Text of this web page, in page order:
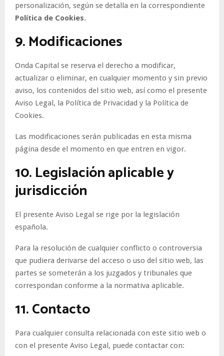
personalización, según se detalla en la correspondiente
Política de Cookies.
9. Modificaciones
Onda Capital se reserva el derecho a modificar,
actualizar o eliminar, en cualquier momento y sin previo
aviso, los contenidos del sitio web, así como el presente
Aviso Legal, la Política de Privacidad y la Política de
Cookies.
Las modificaciones serán publicadas en esta misma
página desde el momento en que entren en vigor.
10. Legislación aplicable y
jurisdicción
El presente Aviso Legal se rige por la legislación
española.
Para la resolución de cualquier conflicto o controversia
que pudiera derivarse del acceso o uso del sitio web, las
partes se someterán a los juzgados y tribunales que
correspondan conforme a la normativa aplicable.
11. Contacto
Para cualquier consulta relacionada con este sitio web o
con el presente Aviso Legal, puede contactar con: